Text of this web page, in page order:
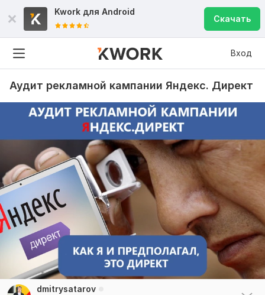
Kwork для Android
Скачать
Вход
Аудит рекламной кампании Яндекс. Директ
dmitrysatarov